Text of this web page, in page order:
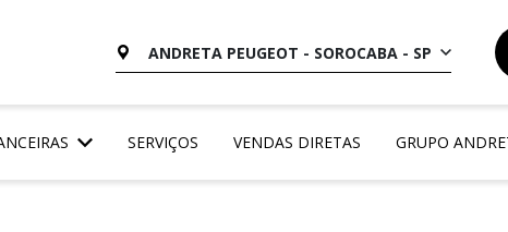
ANDRETA PEUGEOT - SOROCABA - SP
SERVIÇOS VENDAS DIRETAS GRUPO